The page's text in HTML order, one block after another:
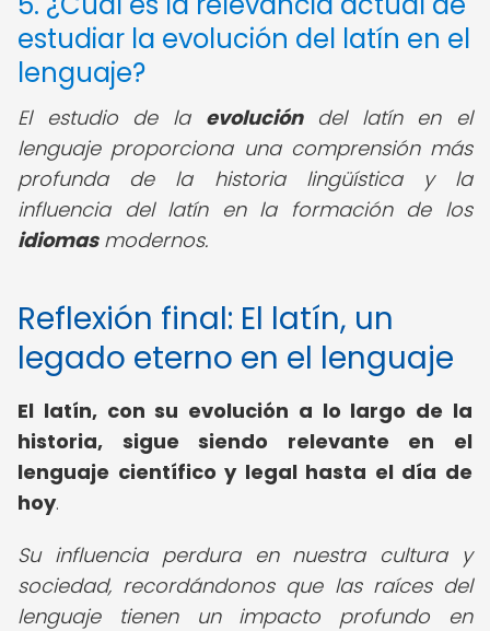
estudiar la evolución del latín en el
lenguaje?
El estudio de la evolucióndel latín en el
lenguaje proporciona una comprensión más
profunda de la historia lingüística y la
influencia del latín en la formación de los
idiomasmodernos.
Reflexión final: El latín, un
legado eterno en el lenguaje
El latín, con su evolución a lo largo de la
historia, sigue siendo relevante en el
lenguaje científico y legal hasta el día de
hoy.
Su influencia perdura en nuestra cultura y
sociedad, recordándonos que las raíces del
lenguaje tienen un impacto profundo en